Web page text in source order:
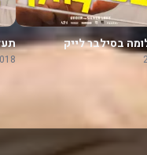
בסילבר לייק